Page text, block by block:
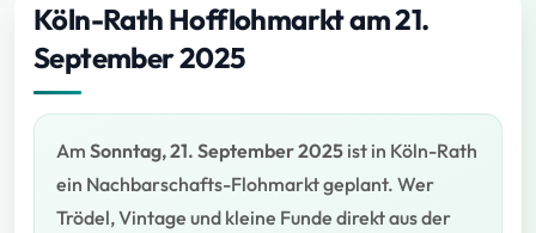
Köln-Rath Hofflohmarkt am 21.
September 2025
Am Sonntag, 21. September 2025 ist in Köln-Rath
ein Nachbarschafts-Flohmarkt geplant. Wer
Trödel, Vintage und kleine Funde direkt aus der